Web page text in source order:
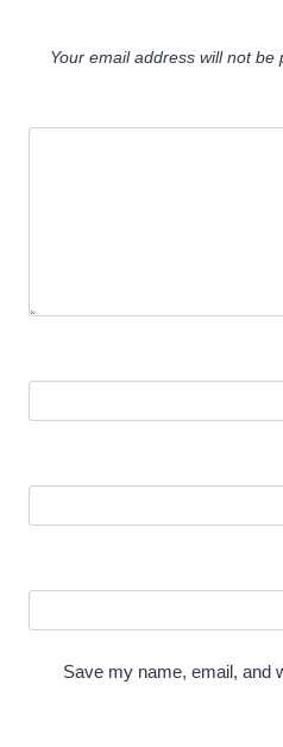
Your email address will not be
Save my name, email, and